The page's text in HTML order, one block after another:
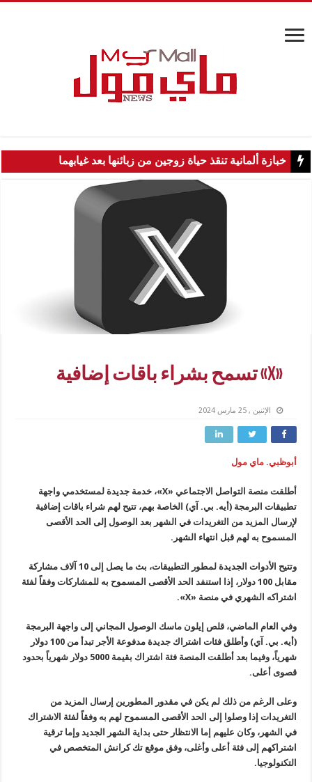
خبازة ألمانية تنقذ حياة زوجين من زبائنها بعد غيابهما
«X» تسمح بشراء باقات إضافية
الإثنين , 25 مارس 2024
أبوظبي. ماي مول
أطلقت منصة التواصل الاجتماعي «X»، خدمة جديدة لمستخدمي واجهة
تطبيقات البرمجة (أيه. بي. آي) الخاصة بهم، تتيح لهم شراء باقات إضافية
لإرسال المزيد من التغريدات في الشهر بعد الوصول إلى الحد الأقصى
المسموح به لهم قبل انتهاء الشهر.
وتتيح الأدوات الجديدة لمطور التطبيقات، بث ما يصل إلى 10 آلاف مشاركة
مقابل 100 دولار، إذا استنفد الحد الأقصى المسموح به للمشاركات وفقاً لفئة
اشتراكه الشهري في منصة «X».
وفي العام الماضي، قلص إيلون ماسك الوصول المجاني إلى واجهة البرمجة
(أيه. بي. آي) وأطلق فئات اشتراك جديدة مدفوعة الأجر تبدأ من 100 دولار
شهرياً، وفيما بعد أطلقت المنصة فئة اشتراك بقيمة 5000 دولار شهرياً بحدود
قصوى أعلى.
وعلى الرغم من ذلك لم يكن في مقدور المطورين إرسال المزيد من
التغريدات إذا وصلوا إلى الحد الأقصى المسموح لهم به وفقاً لفئة الاشتراك
في الشهر، وكان عليهم إما الانتظار حتى بداية الشهر الجديد وإما ترقية
اشتراكهم إلى فئة أعلى وأغلى، وفق موقع تك كرانش المتخصص في
التكنولوجيا.